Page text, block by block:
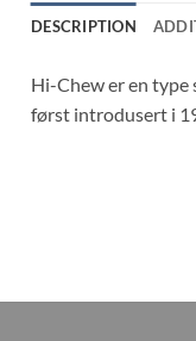
DESCRIPTION
Hi-Chew er en type
først introdusert i